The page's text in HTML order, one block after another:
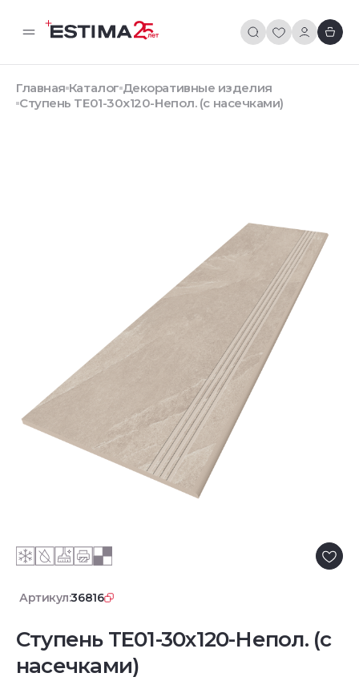
Главная Каталог Декоративные изделия
Ступень TE01-30x120-Непол. (с насечками)
Артикул:36816
Ступень TE01-30x120-Непол. (с
насечками)